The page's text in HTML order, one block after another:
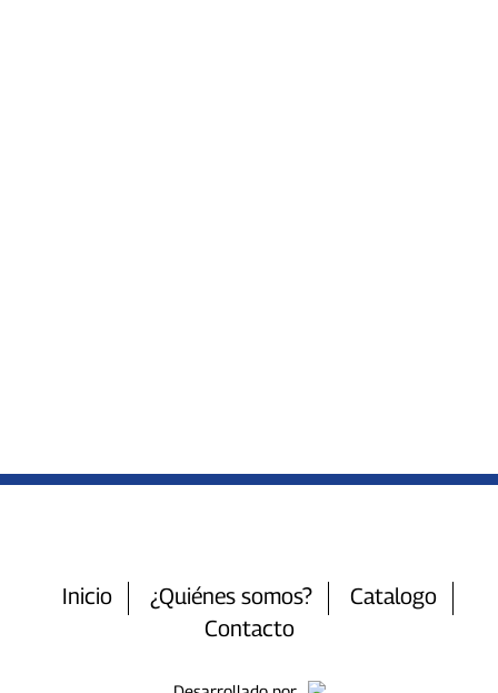
Inicio ¿Quiénes somos?
Catalogo
Contacto